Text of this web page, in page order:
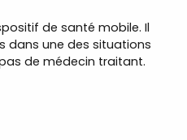
de santé mobile. Il
dans une des situations
de médecin traitant.